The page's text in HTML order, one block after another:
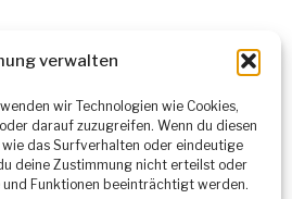
verwalten
wir Technologien wie Cookies,
darauf zuzugreifen. Wenn du diesen
das Surfverhalten oder eindeutige
deine Zustimmung nicht erteilst oder
Funktionen beeinträchtigt werden.